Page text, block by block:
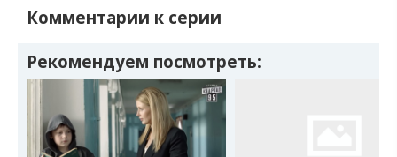
Комментарии к серии
Рекомендуем посмотреть: